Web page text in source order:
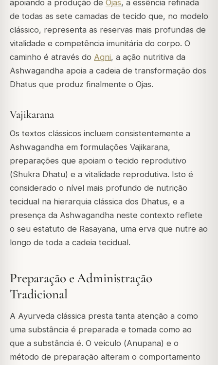
apoiando a produção de Ojas, a essência refinada
de todas as sete camadas de tecido que, no modelo
clássico, representa as reservas mais profundas de
vitalidade e competência imunitária do corpo. O
caminho é através do Agni, a ação nutritiva da
Ashwagandha apoia a cadeia de transformação dos
Dhatus que produz finalmente o Ojas.
Vajikarana
Os textos clássicos incluem consistentemente a
Ashwagandha em formulações Vajikarana,
preparações que apoiam o tecido reprodutivo
(Shukra Dhatu) e a vitalidade reprodutiva. Isto é
considerado o nível mais profundo de nutrição
tecidual na hierarquia clássica dos Dhatus, e a
presença da Ashwagandha neste contexto reflete
o seu estatuto de Rasayana, uma erva que nutre ao
longo de toda a cadeia tecidual.
Preparação e Administração
Tradicional
A Ayurveda clássica presta tanta atenção a como
uma substância é preparada e tomada como ao
que a substância é. O veículo (Anupana) e o
método de preparação alteram o comportamento